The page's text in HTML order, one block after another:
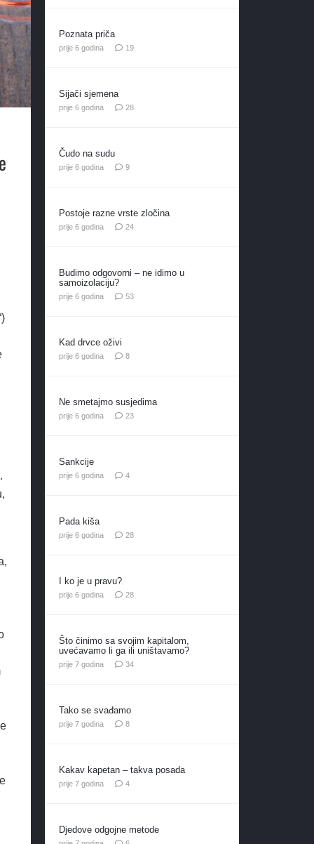
Poznata priča
prije 6 godina 19komentara
Sijači sjemena
prije 6 godina 28komentara
Čudo na sudu
prije 6 godina 9komentara
Postoje razne vrste zločina
prije 6 godina 24komentara
Budimo odgovorni – ne idimo u
samoizolaciju?
prije 6 godina 53komentara
Kad drvce oživi
prije 6 godina 8komentara
Ne smetajmo susjedima
prije 6 godina 23komentara
Sankcije
prije 6 godina 4komentara
Pada kiša
prije 6 godina 28komentara
I ko je u pravu?
prije 6 godina 28komentara
Što činimo sa svojim kapitalom,
uvećavamo li ga ili uništavamo?
prije 7 godina 34komentara
Tako se svađamo
prije 7 godina 8komentara
Kakav kapetan – takva posada
prije 7 godina 4komentara
Djedove odgojne metode
komentara